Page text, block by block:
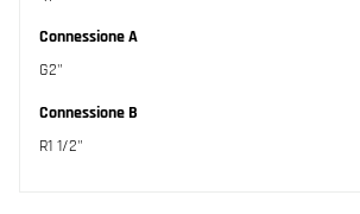
Connessione A
G2"
Connessione B
R1 1/2"